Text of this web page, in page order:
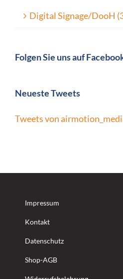
Digital Signage/DooH
Folgen Sie uns auf
Neueste Tweets
Tweets von
Impressum
Kontakt
Datenschutz
Shop-AGB